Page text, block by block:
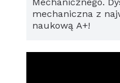
mechaniczna z
naukową A+!